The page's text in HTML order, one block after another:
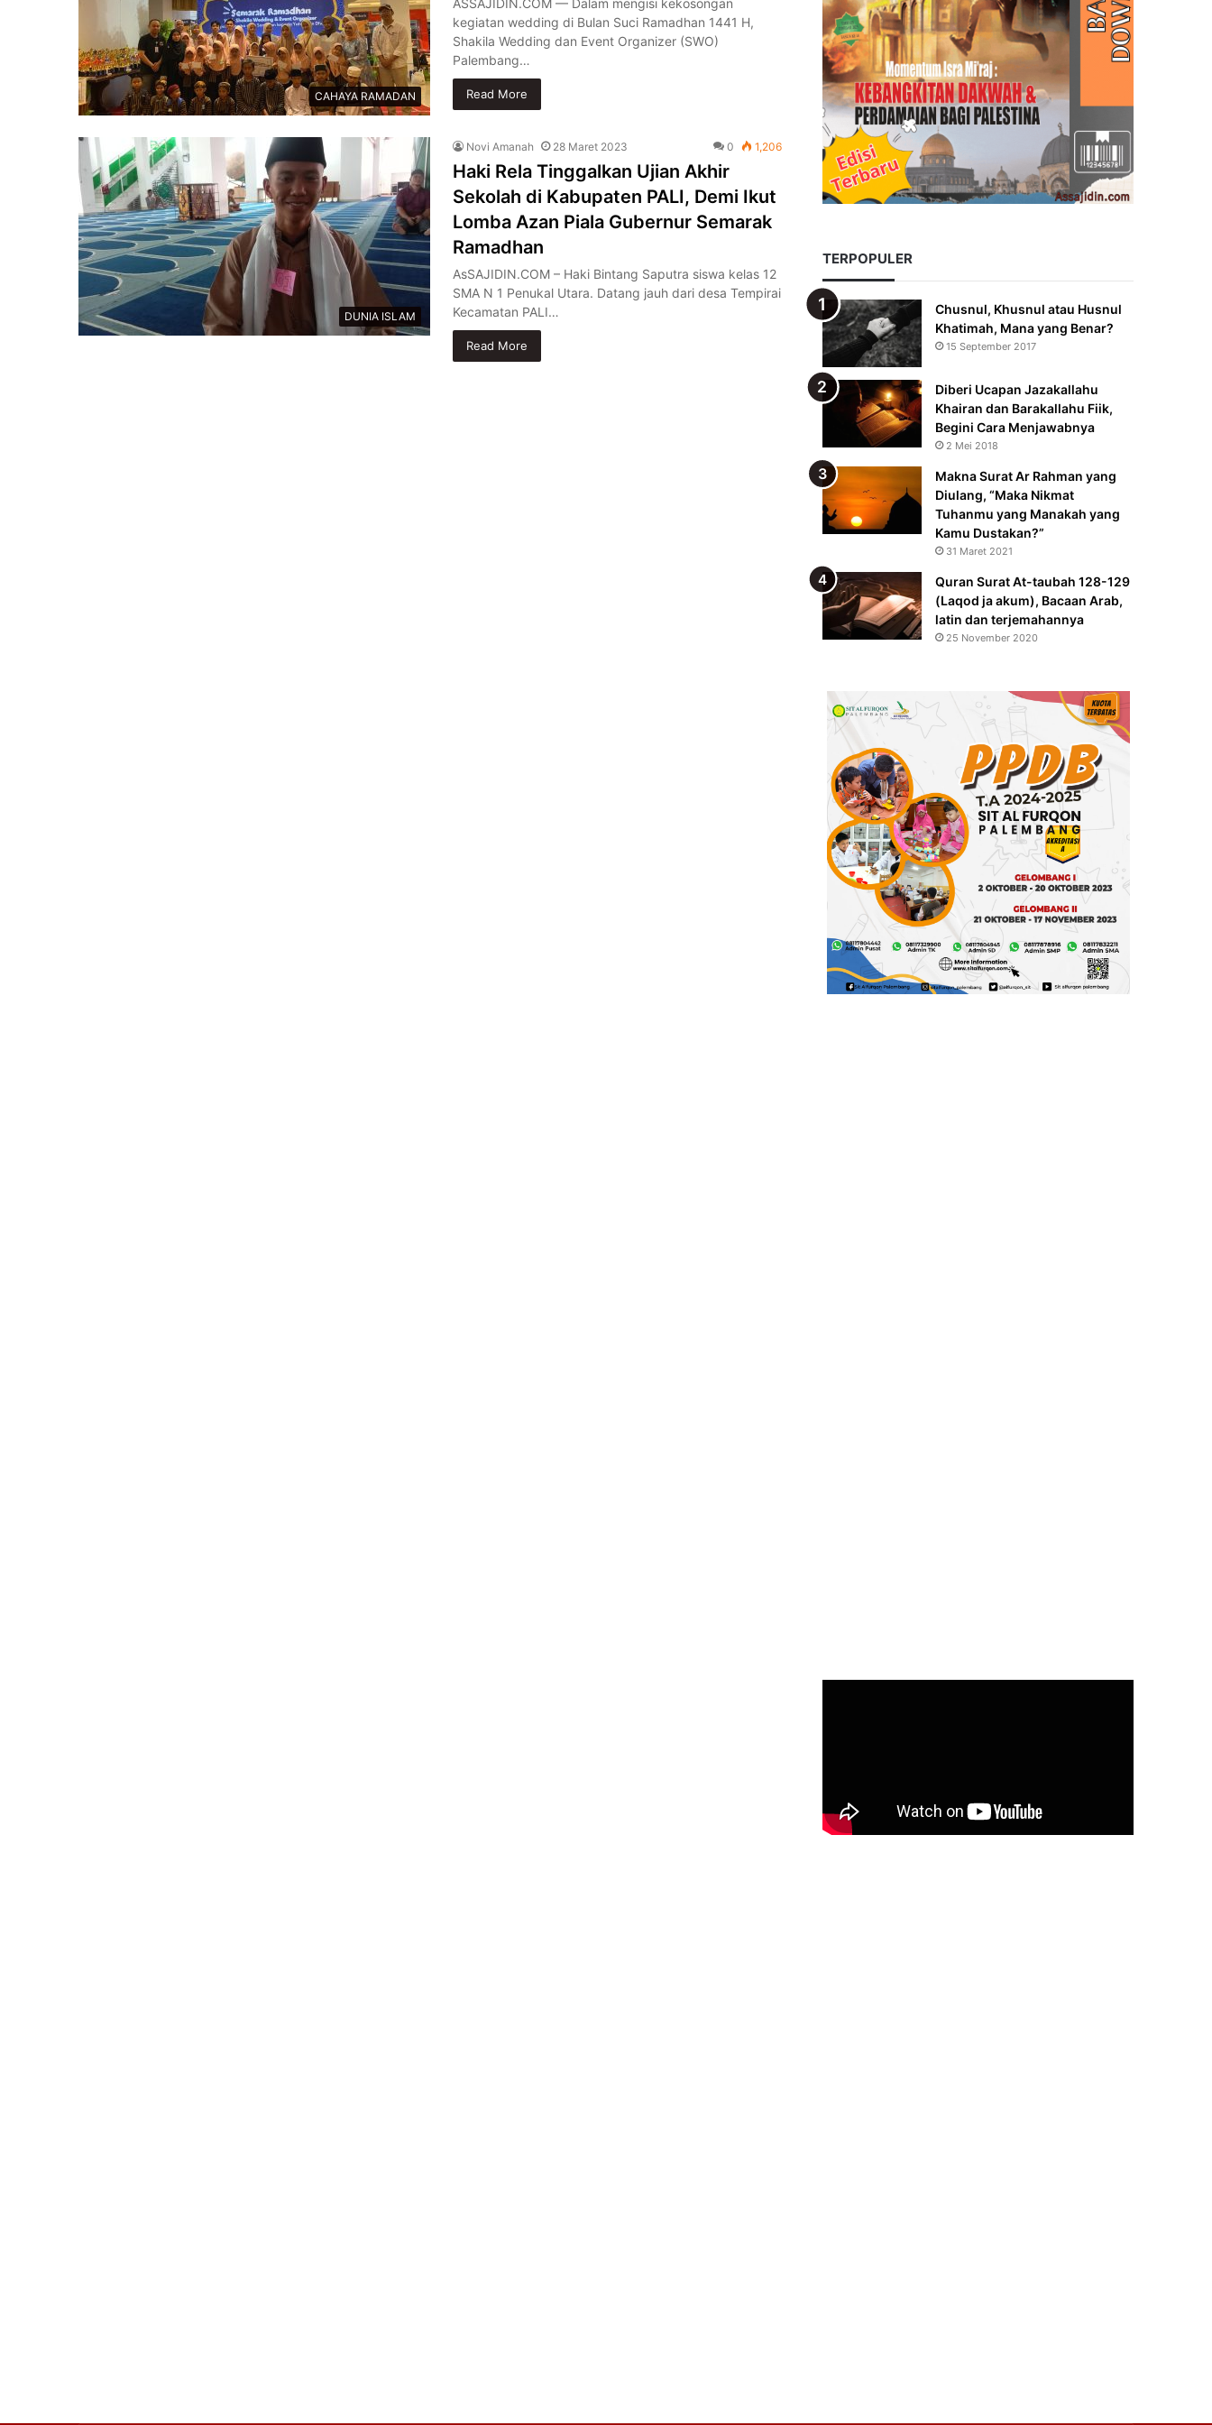
CAHAYA RAMADAN
ASSAJIDIN.COM — Dalam mengisi kekosongan
kegiatan wedding di Bulan Suci Ramadhan 1441 H,
Shakila Wedding dan Event Organizer (SWO)
Palembang…
Read More
DUNIA ISLAM
Novi Amanah 28 Maret 2023 0 1,206
Haki Rela Tinggalkan Ujian Akhir
Sekolah di Kabupaten PALI, Demi Ikut
Lomba Azan Piala Gubernur Semarak
Ramadhan
AsSAJIDIN.COM – Haki Bintang Saputra siswa kelas 12
SMA N 1 Penukal Utara. Datang jauh dari desa Tempirai
Kecamatan PALI…
Read More
TERPOPULER
Chusnul, Khusnul atau Husnul
Khatimah, Mana yang Benar?
15 September 2017
Diberi Ucapan Jazakallahu
Khairan dan Barakallahu Fiik,
Begini Cara Menjawabnya
2 Mei 2018
Makna Surat Ar Rahman yang
Diulang, “Maka Nikmat
Tuhanmu yang Manakah yang
Kamu Dustakan?”
31 Maret 2021
Quran Surat At-taubah 128-129
(Laqod ja akum), Bacaan Arab,
latin dan terjemahannya
25 November 2020